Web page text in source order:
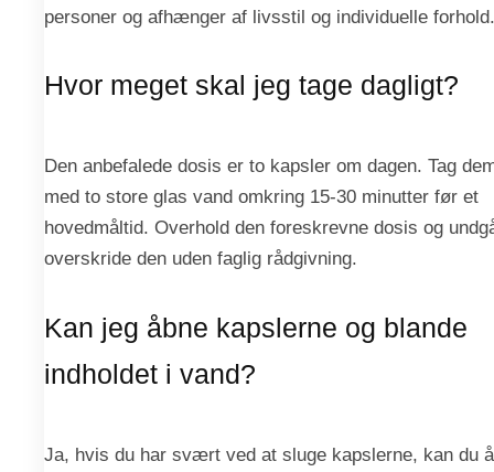
personer og afhænger af livsstil og individuelle forhold.
Hvor meget skal jeg tage dagligt?
Den anbefalede dosis er to kapsler om dagen. Tag
med to store glas vand omkring 15-30 minutter før et
hovedmåltid. Overhold den foreskrevne dosis og
overskride den uden faglig rådgivning.
Kan jeg åbne kapslerne og blande
indholdet i vand?
Ja, hvis du har svært ved at sluge kapslerne, kan du